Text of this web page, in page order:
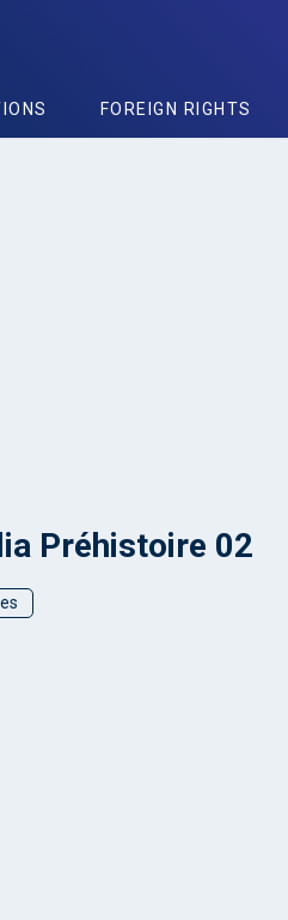
FOREIGN RIGHTS
Préhistoire 02